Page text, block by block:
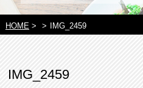
HOME> > IMG_2459
IMG_2459